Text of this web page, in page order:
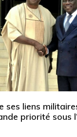
ses liens
priorité sous